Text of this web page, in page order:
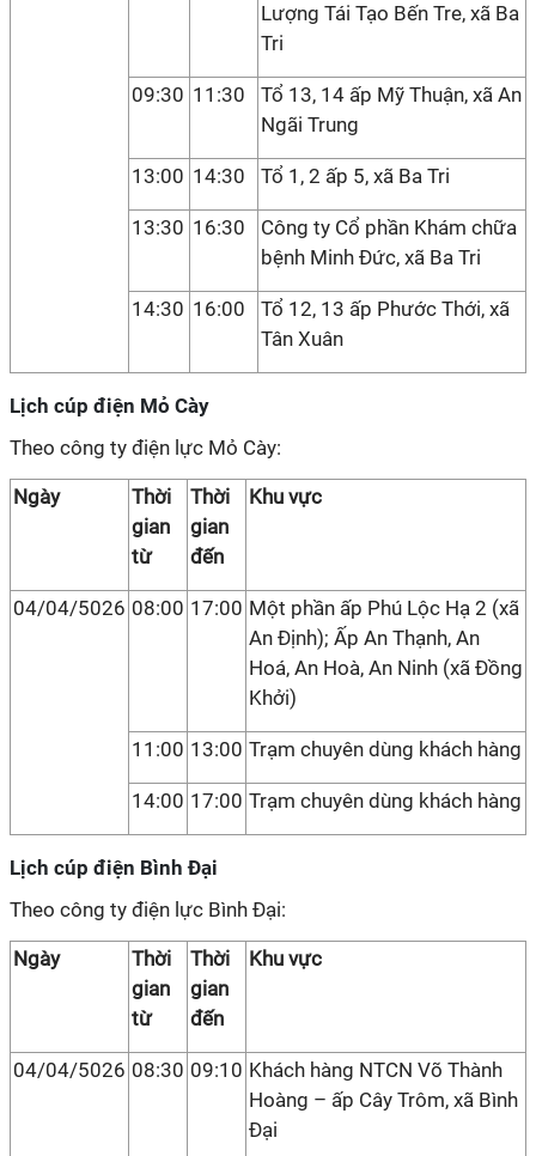
Lượng Tái Tạo Bến Tre, xã Ba
Tri
09:30 11:30
Tổ 13, 14 ấp Mỹ Thuận, xã An
Ngãi Trung
13:00 14:30 Tổ 1, 2 ấp 5, xã Ba Tri
13:30 16:30
Công ty Cổ phần Khám chữa
bệnh Minh Đức, xã Ba Tri
14:30 16:00
Tổ 12, 13 ấp Phước Thới, xã
Tân Xuân
Lịch cúp điện Mỏ Cày
Theo công ty điện lực Mỏ Cày:
Ngày
Thời
gian
từ
Thời
gian
đến
Khu vực
04/04/5026 08:00 17:00 Một phần ấp Phú Lộc Hạ 2 (xã
An Định); Ấp An Thạnh, An
Hoá, An Hoà, An Ninh (xã Đồng
Khởi)
11:00 13:00 Trạm chuyên dùng khách hàng
14:00 17:00 Trạm chuyên dùng khách hàng
Lịch cúp điện Bình Đại
Theo công ty điện lực Bình Đại:
Ngày
Thời
gian
từ
Thời
gian
đến
Khu vực
04/04/5026 08:30 09:10 Khách hàng NTCN Võ Thành
Hoàng – ấp Cây Trôm, xã Bình
Đại